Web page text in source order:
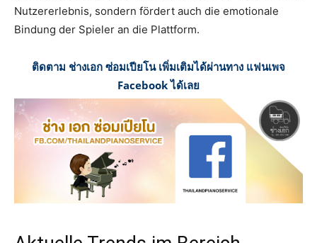
Nutzererlebnis, sondern fördert auch die emotionale
Bindung der Spieler an die Plattform.
ติดตาม ช่างเอก ซ่อมเปียโน เพิ่มเติมได้ผ่านทาง แฟนเพจ
Facebook ได้เลย